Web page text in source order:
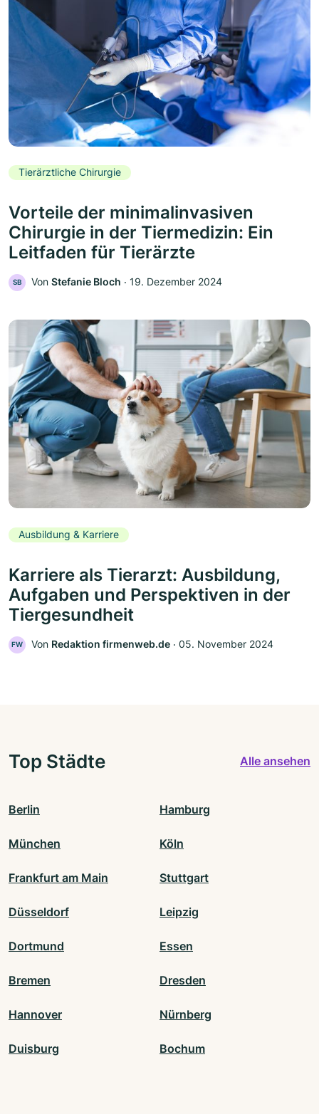
Tierärztliche Chirurgie
Vorteile der minimalinvasiven
Chirurgie in der Tiermedizin: Ein
Leitfaden für Tierärzte
SB Von Stefanie Bloch ‧ 19. Dezember 2024
Ausbildung & Karriere
Karriere als Tierarzt: Ausbildung,
Aufgaben und Perspektiven in der
Tiergesundheit
FW Von Redaktion firmenweb.de ‧ 05. November 2024
Top Städte Alle ansehen
Berlin Hamburg
München Köln
Frankfurt am Main Stuttgart
Düsseldorf Leipzig
Dortmund Essen
Bremen Dresden
Hannover Nürnberg
Duisburg Bochum